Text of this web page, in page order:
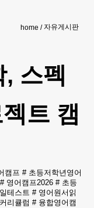
home 자유게시판
, 스펙
트 캠
캠프 # 초등저학년영어
# 영어캠프2026 # 초등
테스트 # 영어원서읽
리큘럼 # 융합영어캠